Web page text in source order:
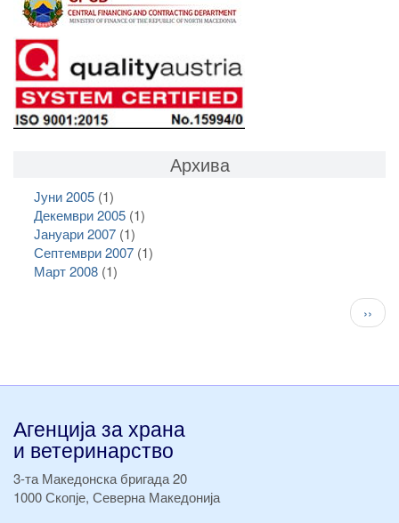
Архива
Јуни 2005(1)
Декември 2005(1)
Јануари 2007(1)
Септември 2007(1)
Март 2008(1)
››
Агенција за храна
и ветеринарство
3-та Македонска бригада 20
1000 Скопје, Северна Македонија